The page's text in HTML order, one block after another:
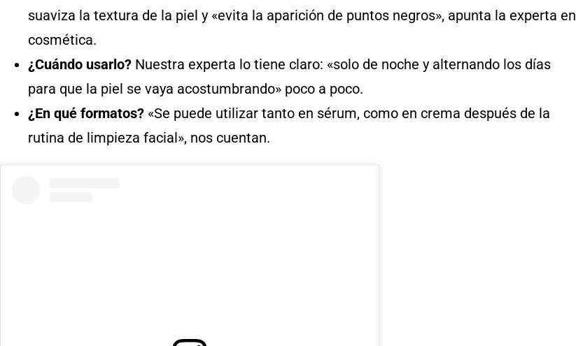
suaviza la textura de la piel y «evita la aparición de puntos negros», apunta la experta en
cosmética.
¿Cuándo usarlo? Nuestra experta lo tiene claro: «solo de noche y alternando los días
para que la piel se vaya acostumbrando» poco a poco.
¿En qué formatos? «Se puede utilizar tanto en sérum, como en crema después de la
rutina de limpieza facial», nos cuentan.